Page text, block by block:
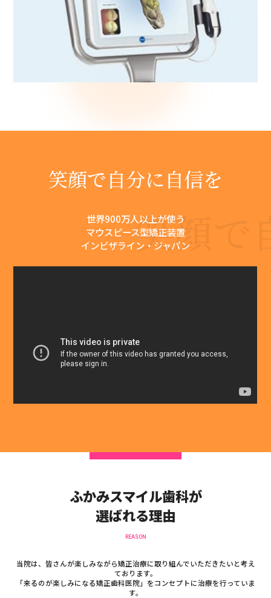
笑顔で自分に自信を
世界900万人以上が使う
マウスピース型矯正装置
インビザライン・ジャパン笑顔で
ふかみスマイル歯科が
選ばれる理由
REASON
当院は、皆さんが楽しみながら矯正治療に取り組んでいただきたいと考え
ております。
「来るのが楽しみになる矯正歯科医院」をコンセプトに治療を行っていま
す。